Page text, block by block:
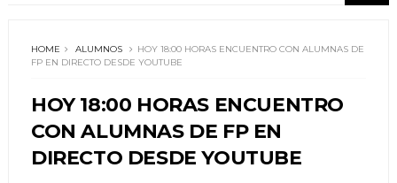
HOME ALUMNOS
HOY 18:00 HORAS ENCUENTRO CON ALUMNAS DE
FP EN DIRECTO DESDE YOUTUBE
HOY 18:00 HORAS ENCUENTRO
CON ALUMNAS DE FP EN
DIRECTO DESDE YOUTUBE